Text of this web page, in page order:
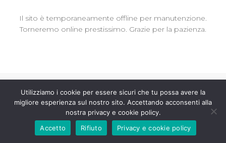
Il sito è temporaneamente offline per manutenzione.
Torneremo online prestissimo. Grazie per la pazienza.
Utilizziamo i cookie per essere sicuri che tu possa avere la
migliore esperienza sul nostro sito. Accettando acconsenti alla
nostra privacy e cookie policy.
Accetto
Rifiuto Privacy e cookie policy